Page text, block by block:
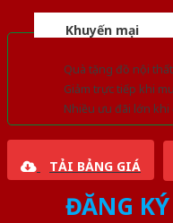
Khuyến mại
Quà tặng đồ nội
Giảm trực tiếp khi
Nhiều ưu đãi lớn
TẢI BẢNG GIÁ
ĐĂNG